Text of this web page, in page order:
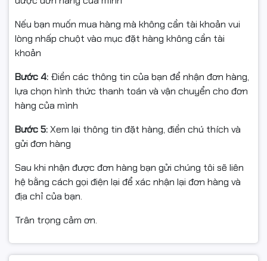
Trọng lượng: ~115 g
Tốc độ phản hồi: 125 Hz
Kích thước: 64 x 124 x 40 mm
Kết nối: Có dây USB
Hệ điều hành tương thích: Windows XP / 7 / 8 / 10
🎯 Gợi ý mô tả rút gọn (cho ô mô tả ngắn)
Combo giả cơ AULA F2023 – bàn phím fullsize 104 phím
net, phòng máy, học sinh – sinh viên, văn phòng thích
Nếu bạn muốn mua hàng mà không cần tài khoản vui
lòng nhấp chuột vào mục đặt hàng không cần tài
khoản
Bước 4: Điền các thông tin của bạn để nhận đơn hàng,
lựa chọn hình thức thanh toán và vận chuyển cho đơn
hàng của mình
Bước 5:Xem lại thông tin đặt hàng, điền chú thích và
gửi đơn hàng
Sau khi nhận được đơn hàng bạn gửi chúng tôi sẽ liên
hệ bằng cách gọi điện lại để xác nhận lại đơn hàng và
địa chỉ của bạn.
Trân trọng cảm ơn.